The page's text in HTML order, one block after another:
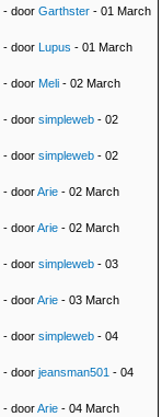
- door Garthster - 01 March
- door Lupus - 01 March
- door Meli - 02 March
- door simpleweb - 02
- door simpleweb - 02
- doorArie - 02 March
- doorArie - 02 March
- door simpleweb - 03
- doorArie - 03 March
- door simpleweb - 04
- door jeansman501 - 04
- doorArie - 04 March